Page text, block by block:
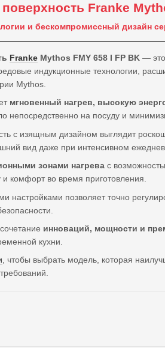
Franke
и бескомпромиссный дизайн
FrankeMythos FMY 658 I FP BK— это
индукционные технологии,
Mythos.
мгновенный нагрев, высокую
непосредственно на посуду и
с изящным дизайном выглядит
вид даже при интенсивном
зонами нагревас
комфорт во время приготовления.
настройками позволяет точно
инноваций, мощности и
кухни.
, чтобы выбрать модель, которая